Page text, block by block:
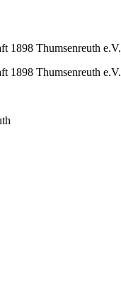
1898 Thumsenreuth e.V.
1898 Thumsenreuth e.V.